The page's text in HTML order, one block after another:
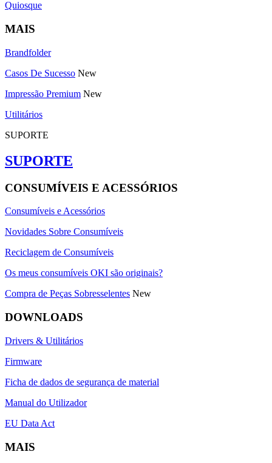
Quiosque
MAIS
Brandfolder
Casos De Sucesso New
Impressão Premium New
Utilitários
SUPORTE
SUPORTE
CONSUMÍVEIS E ACESSÓRIOS
Consumíveis e Acessórios
Novidades Sobre Consumíveis
Reciclagem de Consumíveis
Os meus consumíveis OKI são originais?
Compra de Peças Sobresselentes New
DOWNLOADS
Drivers & Utilitários
Firmware
Ficha de dados de segurança de material
Manual do Utilizador
EU Data Act
MAIS